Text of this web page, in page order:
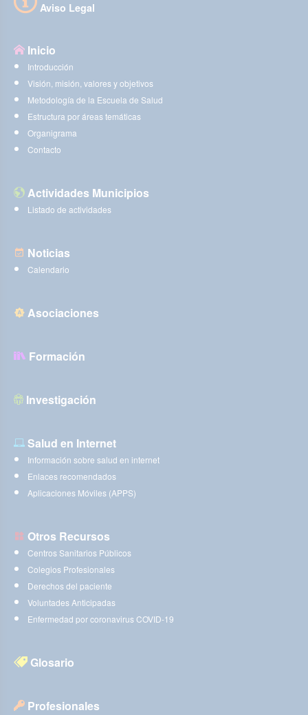
Aviso Legal
Inicio
Introducción
Visión, misión, valores y objetivos
Metodología de la Escuela de Salud
Estructura por áreas temáticas
Organigrama
Contacto
Actividades Municipios
Listado de actividades
Noticias
Calendario
Asociaciones
Formación
Investigación
Salud en Internet
Información sobre salud en internet
Enlaces recomendados
Aplicaciones Móviles (APPS)
Otros Recursos
Centros Sanitarios Públicos
Colegios Profesionales
Derechos del paciente
Voluntades Anticipadas
Enfermedad por coronavirus COVID-19
Glosario
Profesionales